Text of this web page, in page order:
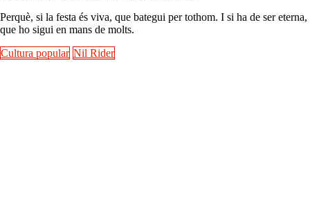
Perquè, si la festa és viva, que bategui per tothom. I si ha de ser eterna,
que ho sigui en mans de molts.
Cultura popular Nil Rider